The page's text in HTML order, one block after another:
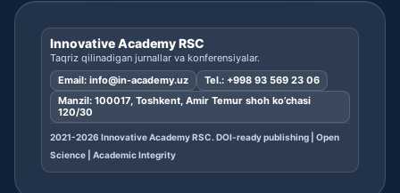
Innovative Academy RSC
Taqriz qilinadigan jurnallar va konferensiyalar.
Email: info@in-academy.uz Tel.: +998 93 569 23 06
Manzil: 100017, Toshkent, Amir Temur shoh ko’chasi
120/30
2021-2026 Innovative Academy RSC. DOI-ready publishing | Open
Science | Academic Integrity